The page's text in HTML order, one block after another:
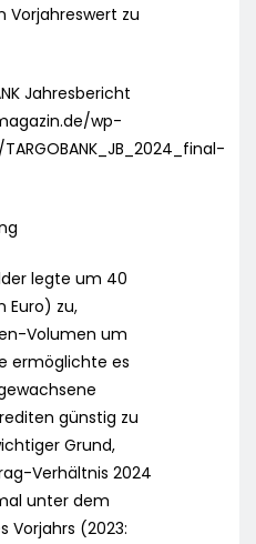
Vorjahreswert zu
Jahresbericht
wp-
legte um 40
Euro) zu,
Volumen um
ermöglichte es
günstig zu
Grund,
Verhältnis 2024
unter dem
Vorjahrs (2023: